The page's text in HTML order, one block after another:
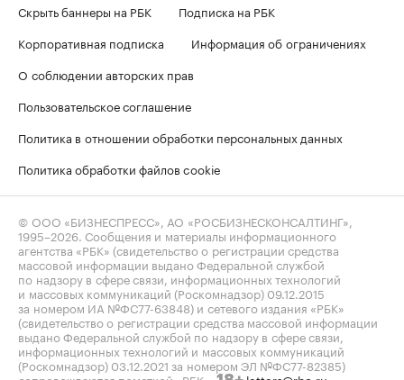
Скрыть баннеры на РБК
Подписка на РБК
Корпоративная подписка
Информация об ограничениях
О соблюдении авторских прав
Пользовательское соглашение
Политика в отношении обработки персональных данных
Политика обработки файлов cookie
© ООО «БИЗНЕСПРЕСС», АО «РОСБИЗНЕСКОНСАЛТИНГ»,
1995–2026 . Сообщения и материалы информационного
агентства «РБК» (свидетельство о регистрации средства
массовой информации выдано Федеральной службой
по надзору в сфере связи, информационных технологий
и массовых коммуникаций (Роскомнадзор) 09.12.2015
за номером ИА №ФС77-63848) и сетевого издания «РБК»
(свидетельство о регистрации средства массовой информации
выдано Федеральной службой по надзору в сфере связи,
информационных технологий и массовых коммуникаций
(Роскомнадзор) 03.12.2021 за номером ЭЛ №ФС77-82385)